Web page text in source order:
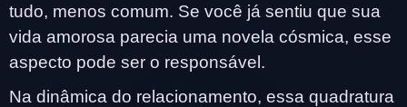
tudo, menos comum. Se você já sentiu que sua
vida amorosa parecia uma novela cósmica, esse
aspecto pode ser o responsável.
Na dinâmica do relacionamento, essa quadratura